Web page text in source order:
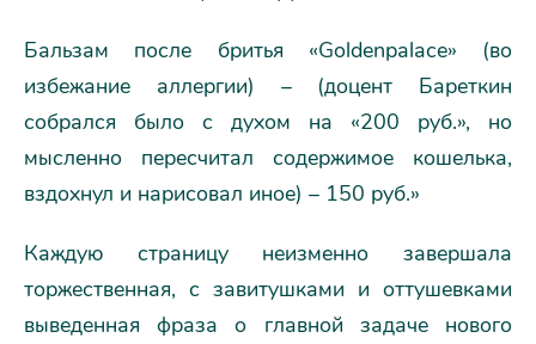
Бальзам после бритья «Goldenpalace» (во
избежание аллергии) – (доцент Бареткин
собрался было с духом на «200 руб.», но
мысленно пересчитал содержимое кошелька,
вздохнул и нарисовал иное) – 150 руб.»
Каждую страницу неизменно завершала
торжественная, с завитушками и оттушевками
выведенная фраза о главной задаче нового